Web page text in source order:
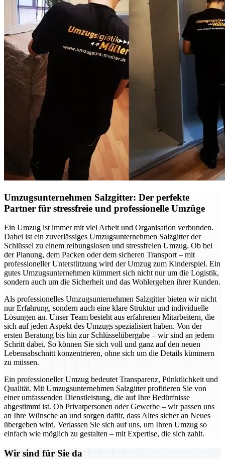
Umzugsunternehmen Salzgitter: Der perfekte
Partner für stressfreie und professionelle Umzüge
Ein Umzug ist immer mit viel Arbeit und Organisation verbunden.
Dabei ist ein zuverlässiges Umzugsunternehmen Salzgitter der
Schlüssel zu einem reibungslosen und stressfreien Umzug. Ob bei
der Planung, dem Packen oder dem sicheren Transport – mit
professioneller Unterstützung wird der Umzug zum Kinderspiel. Ein
gutes Umzugsunternehmen kümmert sich nicht nur um die Logistik,
sondern auch um die Sicherheit und das Wohlergehen ihrer Kunden.
Als professionelles Umzugsunternehmen Salzgitter bieten wir nicht
nur Erfahrung, sondern auch eine klare Struktur und individuelle
Lösungen an. Unser Team besteht aus erfahrenen Mitarbeitern, die
sich auf jeden Aspekt des Umzugs spezialisiert haben. Von der
ersten Beratung bis hin zur Schlüsselübergabe – wir sind an jedem
Schritt dabei. So können Sie sich voll und ganz auf den neuen
Lebensabschnitt konzentrieren, ohne sich um die Details kümmern
zu müssen.
Ein professioneller Umzug bedeutet Transparenz, Pünktlichkeit und
Qualität. Mit Umzugsunternehmen Salzgitter profitieren Sie von
einer umfassenden Dienstleistung, die auf Ihre Bedürfnisse
abgestimmt ist. Ob Privatpersonen oder Gewerbe – wir passen uns
an Ihre Wünsche an und sorgen dafür, dass Altes sicher an Neues
übergeben wird. Verlassen Sie sich auf uns, um Ihren Umzug so
einfach wie möglich zu gestalten – mit Expertise, die sich zahlt.
Wir sind für Sie da